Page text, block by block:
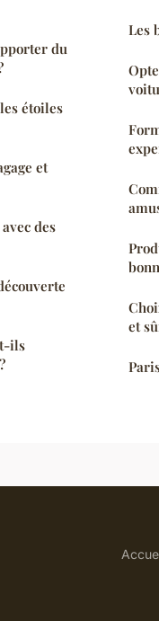
du
étoiles
et
des
ils
Les
et